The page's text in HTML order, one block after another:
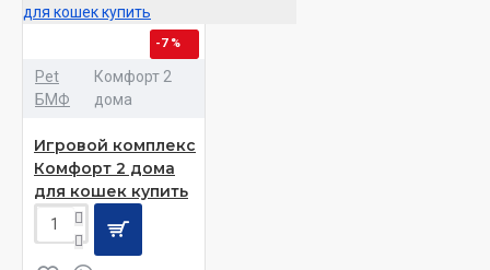
-7 %
Pet
БМФ
Комфорт 2
дома
Игровой комплекс
Комфорт 2 дома
для кошек купить